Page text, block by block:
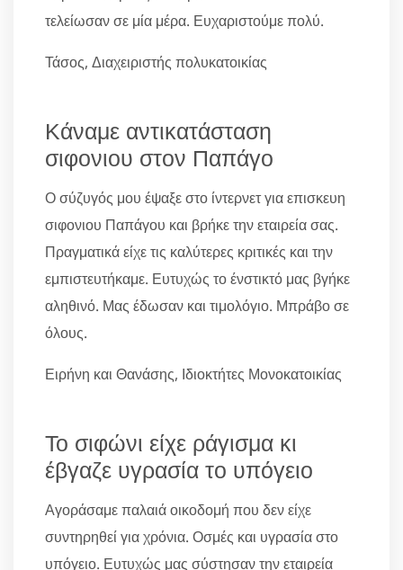
τελείωσαν σε μία μέρα. Ευχαριστούμε πολύ.
Τάσος, Διαχειριστής πολυκατοικίας
Κάναμε αντικατάσταση
σιφονιου στον Παπάγο
Ο σύζυγός μου έψαξε στο ίντερνετ για επισκευη
σιφονιου Παπάγου και βρήκε την εταιρεία σας.
Πραγματικά είχε τις καλύτερες κριτικές και την
εμπιστευτήκαμε. Ευτυχώς το ένστικτό μας βγήκε
αληθινό. Μας έδωσαν και τιμολόγιο. Μπράβο σε
όλους.
Ειρήνη και Θανάσης, Ιδιοκτήτες Μονοκατοικίας
Το σιφώνι είχε ράγισμα κι
έβγαζε υγρασία το υπόγειο
Αγοράσαμε παλαιά οικοδομή που δεν είχε
συντηρηθεί για χρόνια. Οσμές και υγρασία στο
υπόγειο. Ευτυχώς μας σύστησαν την εταιρεία